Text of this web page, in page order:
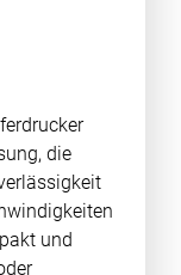
die
und